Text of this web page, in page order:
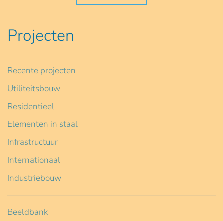
Projecten
Recente projecten
Utiliteitsbouw
Residentieel
Elementen in staal
Infrastructuur
Internationaal
Industriebouw
Beeldbank